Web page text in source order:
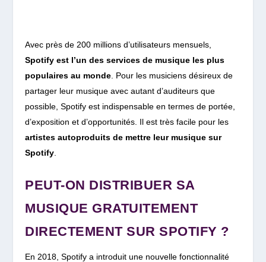
Avec près de 200 millions d’utilisateurs mensuels,
Spotify est l’un des services de musique les plus
populaires au monde Pour les musiciens désireux de
partager leur musique avec autant d’auditeurs que
possible, Spotify est indispensable en termes de portée,
d’exposition et d’opportunités. Il est très facile pour les
artistes autoproduits de mettre leur musique sur
Spotify
PEUT-ON DISTRIBUER SA
MUSIQUE GRATUITEMENT
DIRECTEMENT SUR SPOTIFY ?
En 2018, Spotify a introduit une nouvelle fonctionnalité